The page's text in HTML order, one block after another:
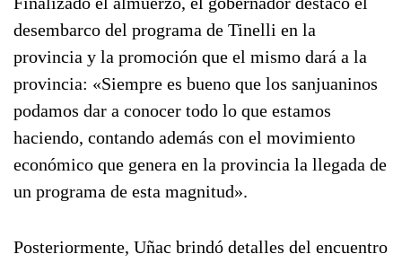
desembarco del programa de Tinelli en la
provincia y la promoción que el mismo dará a la
provincia: «Siempre es bueno que los sanjuaninos
podamos dar a conocer todo lo que estamos
haciendo, contando además con el movimiento
económico que genera en la provincia la llegada de
un programa de esta magnitud».
Posteriormente, Uñac brindó detalles del encuentro